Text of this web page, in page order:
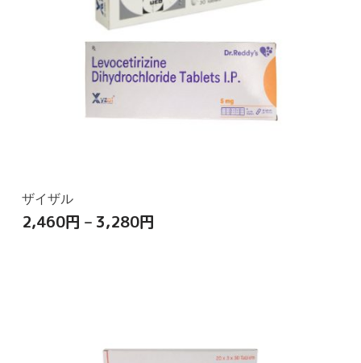
ザイザル
2,460円 – 3,280円